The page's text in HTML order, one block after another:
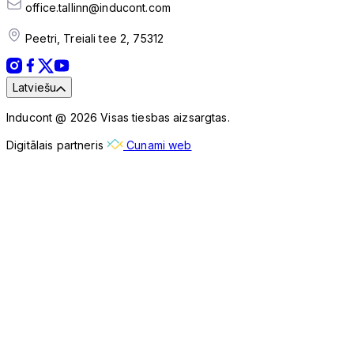
office.tallinn@inducont.com
Peetri, Treiali tee 2, 75312
Latviešu
Inducont @ 2026 Visas tiesbas aizsargtas.
Digitālais partneris Cunami web